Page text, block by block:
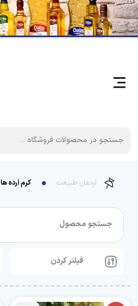
ارمغان طبیعت کرم ارده ها
جستجو محصول
فیلتر کردن